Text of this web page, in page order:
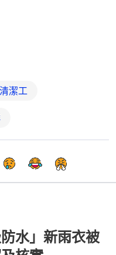
清潔工
水」新雨衣被